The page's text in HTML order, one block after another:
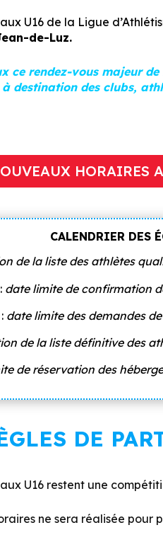
U16 de la Ligue
de-Luz.
ce rendez-vous majeur
destination des clubs,
HORAIRES
CALENDRIER DES
de la liste des athlètes
: date limite de confirmation
: date limite des demandes
de la liste définitive des
de réservation des
DE
U16 restent une
ne sera réalisée